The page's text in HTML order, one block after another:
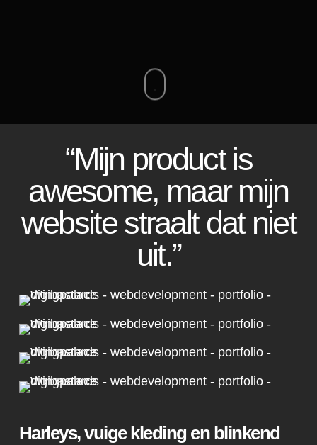
“Mijn product is
awesome, maar mijn
website straalt dat niet
uit.”
Harleys, vuige kleding en blinkend